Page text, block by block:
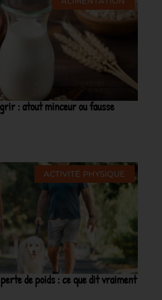
: atout minceur ou fausse
ACTIVITÉ PHYSIQUE
de poids : ce que dit vraiment